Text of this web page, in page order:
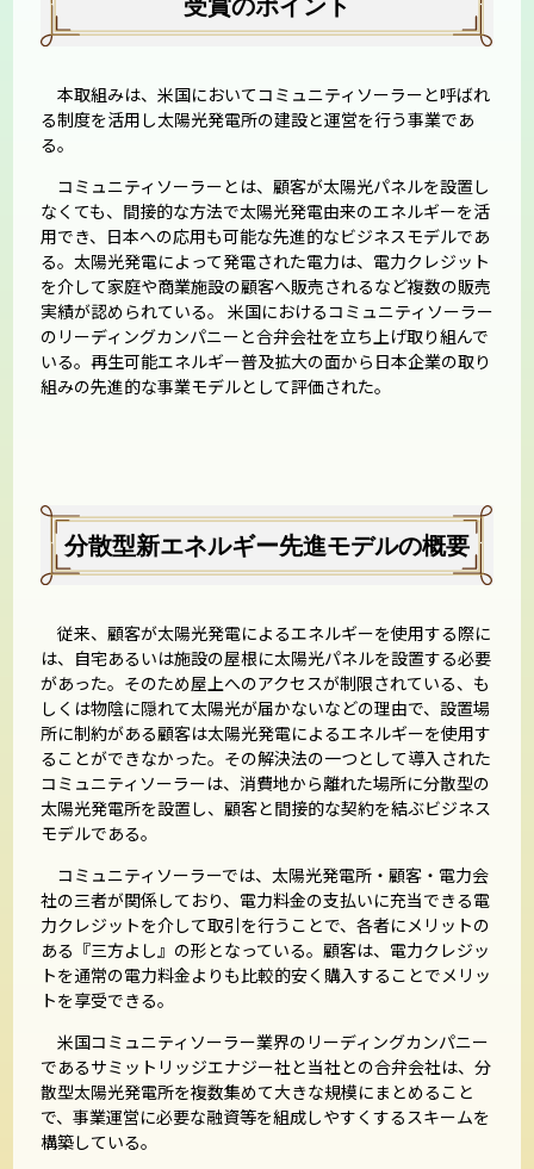
受賞のポイント
本取組みは、米国においてコミュニティソーラーと呼ばれ
る制度を活用し太陽光発電所の建設と運営を行う事業であ
る。
コミュニティソーラーとは、顧客が太陽光パネルを設置し
なくても、間接的な方法で太陽光発電由来のエネルギーを活
用でき、日本への応用も可能な先進的なビジネスモデルであ
る。太陽光発電によって発電された電力は、電力クレジット
を介して家庭や商業施設の顧客へ販売されるなど複数の販売
実績が認められている。 米国におけるコミュニティソーラー
のリーディングカンパニーと合弁会社を立ち上げ取り組んで
いる。再生可能エネルギー普及拡大の面から日本企業の取り
組みの先進的な事業モデルとして評価された。
分散型新エネルギー先進モデルの概要
従来、顧客が太陽光発電によるエネルギーを使用する際に
は、自宅あるいは施設の屋根に太陽光パネルを設置する必要
があった。そのため屋上へのアクセスが制限されている、も
しくは物陰に隠れて太陽光が届かないなどの理由で、設置場
所に制約がある顧客は太陽光発電によるエネルギーを使用す
ることができなかった。その解決法の一つとして導入された
コミュニティソーラーは、消費地から離れた場所に分散型の
太陽光発電所を設置し、顧客と間接的な契約を結ぶビジネス
モデルである。
コミュニティソーラーでは、太陽光発電所・顧客・電力会
社の三者が関係しており、電力料金の支払いに充当できる電
力クレジットを介して取引を行うことで、各者にメリットの
ある『三方よし』の形となっている。顧客は、電力クレジッ
トを通常の電力料金よりも比較的安く購入することでメリッ
トを享受できる。
米国コミュニティソーラー業界のリーディングカンパニー
であるサミットリッジエナジー社と当社との合弁会社は、分
散型太陽光発電所を複数集めて大きな規模にまとめること
で、事業運営に必要な融資等を組成しやすくするスキームを
構築している。